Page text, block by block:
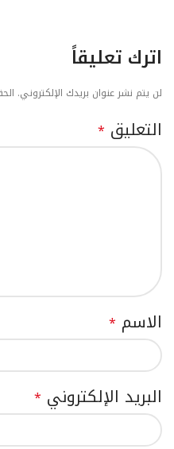
اترك تعليقاً
لن يتم نشر عنوان بريدك الإلكتروني.
التعليق *
الاسم *
البريد الإلكتروني *